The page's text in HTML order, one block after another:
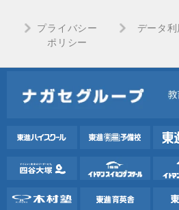
プライバシー
ポリシー
データ利